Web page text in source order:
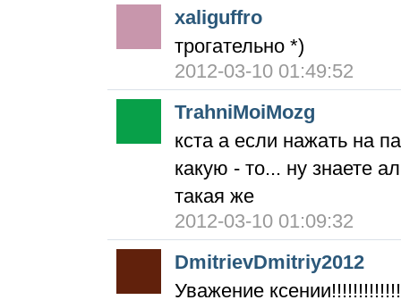
xaliguffro
трогательно *)
2012-03-10 01:49:52
TrahniMoiMozg
кста а если нажать на
какую - то... ну знаете
такая же
2012-03-10 01:09:32
DmitrievDmitriy2012
Уважение ксении!!!!!!!!!!!!!